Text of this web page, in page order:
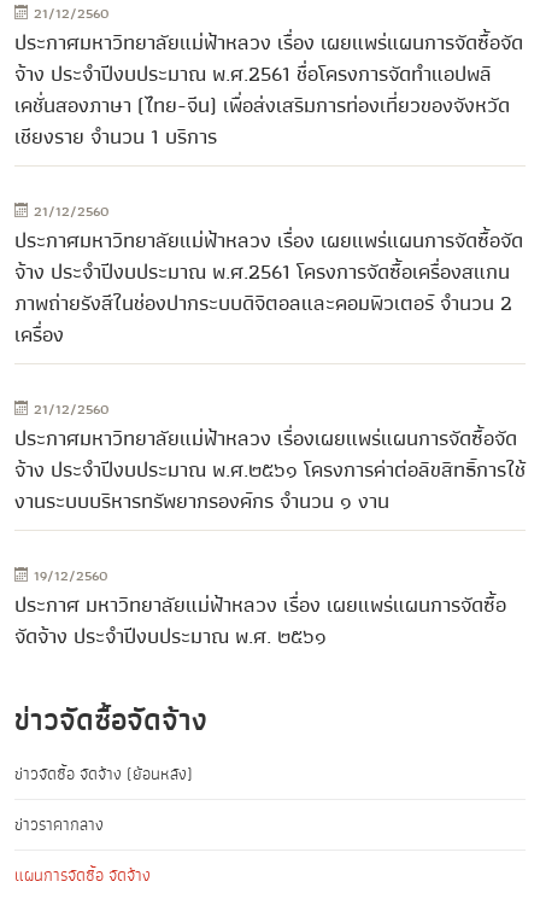
21/12/2560
ประกาศมหาวิทยาลัยแม่ฟ้าหลวง เรื่อง เผยแพร่แผนการจัดซื้อจัด
จ้าง ประจำปีงบประมาณ พ.ศ.2561 ชื่อโครงการจัดทำแอปพลิ
เคชั่นสองภาษา (ไทย-จีน) เพื่อส่งเสริมการท่องเที่ยวของจังหวัด
เชียงราย จำนวน 1 บริการ
21/12/2560
ประกาศมหาวิทยาลัยแม่ฟ้าหลวง เรื่อง เผยแพร่แผนการจัดซื้อจัด
จ้าง ประจำปีงบประมาณ พ.ศ.2561 โครงการจัดซื้อเครื่องสแกน
ภาพถ่ายรังสีในช่องปากระบบดิจิตอลและคอมพิวเตอร์ จำนวน 2
เครื่อง
21/12/2560
ประกาศมหาวิทยาลัยแม่ฟ้าหลวง เรื่องเผยแพร่แผนการจัดซื้อจัด
จ้าง ประจำปีงบประมาณ พ.ศ.๒๕๖๑ โครงการค่าต่อลิขสิทธิ์การใช้
งานระบบบริหารทรัพยากรองค์กร จำนวน ๑ งาน
19/12/2560
ประกาศ มหาวิทยาลัยแม่ฟ้าหลวง เรื่อง เผยแพร่แผนการจัดซื้อ
จัดจ้าง ประจำปีงบประมาณ พ.ศ. ๒๕๖๑
ข่าวจัดซื้อจัดจ้าง
ข่าวจัดซื้อ จัดจ้าง (ย้อนหลัง)
ข่าวราคากลาง
แผนการจัดซื้อ จัดจ้าง